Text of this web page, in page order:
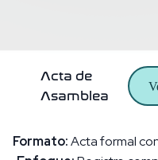
Acta de
Asamblea
Formato:Acta formal